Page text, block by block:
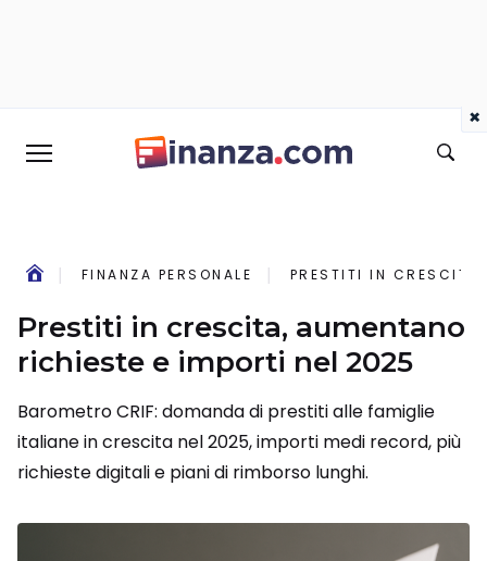
FINANZA PERSONALE PRESTITI IN
Prestiti in crescita, aumentano
richieste e importi nel 2025
Barometro CRIF: domanda di prestiti alle famiglie
italiane in crescita nel 2025, importi medi record, più
richieste digitali e piani di rimborso lunghi.
×